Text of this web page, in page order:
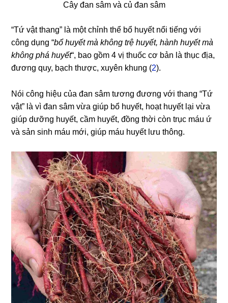
Cây đan sâm và củ đan sâm
“Tứ vật thang” là một chỉnh thể bổ huyết nổi tiếng với
công dụng “bổ huyết mà không trệ huyết, hành huyết mà
không phá huyết“, bao gồm 4 vị thuốc cơ bản là thục địa,
đương quy, bạch thược, xuyên khung (2).
Nói công hiệu của đan sâm tương đương với thang “Tứ
vật” là vì đan sâm vừa giúp bổ huyết, hoạt huyết lại vừa
giúp dưỡng huyết, cầm huyết, đồng thời còn trục máu ứ
và sản sinh máu mới, giúp máu huyết lưu thông.